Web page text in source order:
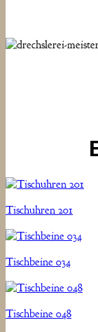
Tischuhren 201
Tischbeine 034
Tischbeine 048